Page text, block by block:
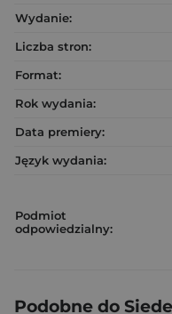
Wydanie:
Liczba stron:
Format:
Rok wydania:
Data premiery:
Język wydania:
Podmiot
odpowiedzialny:
Podobne do